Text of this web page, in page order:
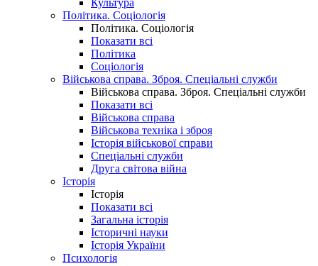
Культура
Політика. Соціологія
Політика. Соціологія
Показати всі
Політика
Соціологія
Військова справа. Зброя. Спеціальні служби
Військова справа. Зброя. Спеціальні служби
Показати всі
Військова справа
Військова техніка і зброя
Історія військової справи
Спеціальні служби
Друга світова війна
Історія
Історія
Показати всі
Загальна історія
Історичні науки
Історія України
Психологія